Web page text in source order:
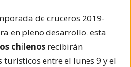
de cruceros 2019-
en pleno desarrollo, esta
chilenos recibirán
turísticos entre el lunes 9 y el